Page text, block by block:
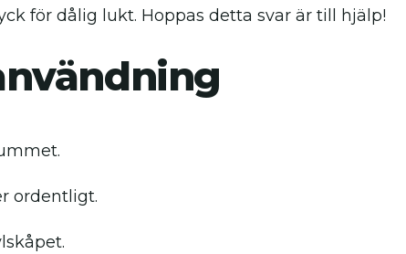
för dålig lukt. Hoppas detta svar är till hjälp!
ordentligt.